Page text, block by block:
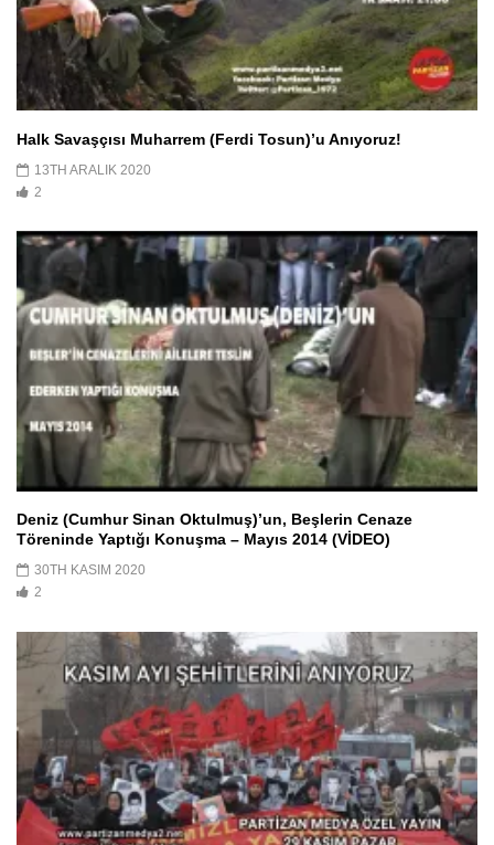
Halk Savaşçısı Muharrem (Ferdi Tosun)’u Anıyoruz!
13TH ARALIK 2020
2
Deniz (Cumhur Sinan Oktulmuş)’un, Beşlerin Cenaze
Töreninde Yaptığı Konuşma – Mayıs 2014 (VİDEO)
30TH KASIM 2020
2